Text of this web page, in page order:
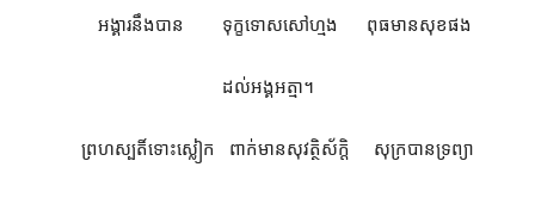
អង្គារនឹងបាន ទុក្ខទោសសៅហ្មង ពុធមានសុខផង
ដល់អង្គអត្មា។
ព្រហស្បតិ៍ទោះស្លៀក ពាក់មានសុវត្ថិស័ក្តិ សុក្របានទ្រព្យា